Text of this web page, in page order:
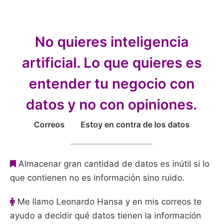
No quieres inteligencia
artificial. Lo que quieres es
entender tu negocio con
datos y no con opiniones.
Correos Estoy en contra de los datos
Almacenar gran cantidad de datos es inútil si lo
que contienen no es información sino ruido.
Me llamo Leonardo Hansa y en mis correos te
ayudo a decidir qué datos tienen la información